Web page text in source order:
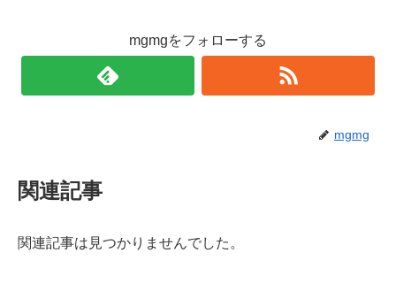
mgmgをフォローする
mgmg
関連記事
関連記事は見つかりませんでした。